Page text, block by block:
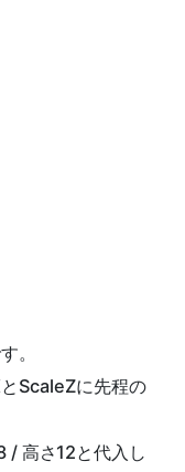
。
ScaleZに先程の
/ 高さ12と代入し